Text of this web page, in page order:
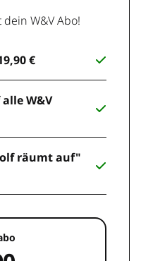
W&V Abo!
€
W&V
räumt auf"